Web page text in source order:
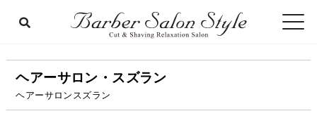
ヘアーサロン・スズラン
ヘアーサロンスズラン